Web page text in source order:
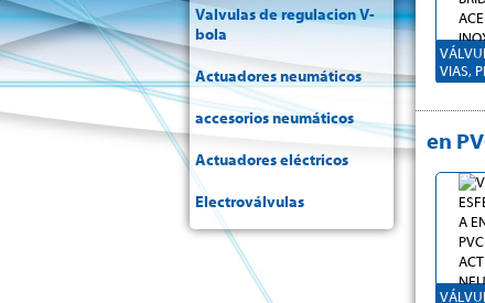
Valvulas de regulacion V-
bola
Actuadores neumáticos
accesorios neumáticos
Actuadores eléctricos
Electroválvulas
VIAS,
VIAS
40/16
CON
EFECTO
en